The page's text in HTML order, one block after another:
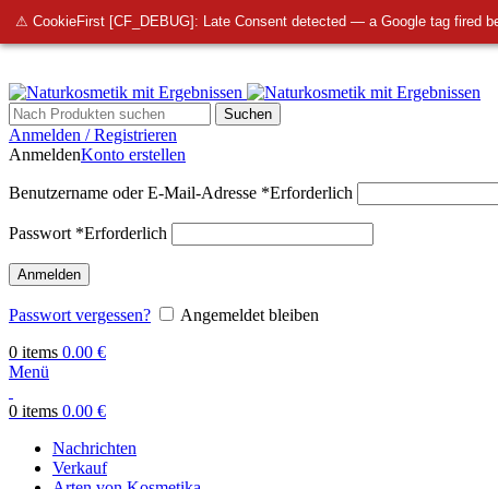
⚠ CookieFirst [CF_DEBUG]: Late Consent detected — a Google tag fired
info@bellmedi.at
Suchen
Anmelden / Registrieren
AnmeldenKonto erstellen
Benutzername oder E-Mail-Adresse *Erforderlich
Passwort *Erforderlich
Anmelden
Passwort vergessen?
Angemeldet bleiben
0 items 0.00 €
Menü
0 items 0.00 €
Nachrichten
Verkauf